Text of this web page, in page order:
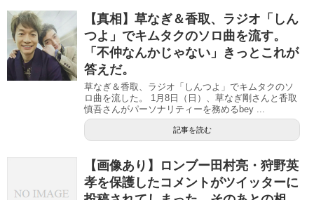
【真相】草なぎ＆香取、ラジオ「しん
つよ」でキムタクのソロ曲を流す。
「不仲なんかじゃない」きっとこれが
答えだ。
草なぎ＆香取、ラジオ「しんつよ」でキムタクのソ
ロ曲を流した。 1月8日（日）、草なぎ剛さんと香取
慎吾さんがパーソナリティーを務めるbey ...
記事を読む
【画像あり】ロンブー田村亮・狩野英
孝を保護したコメントがツイッターに